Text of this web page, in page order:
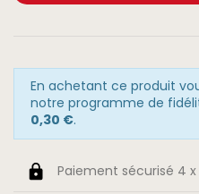
En achetant ce produit
notre programme de
0,30 €.
Paiement sécurisé 4